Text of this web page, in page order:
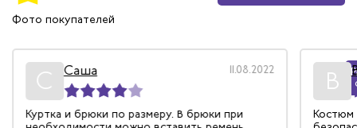
Фото покупателей
С Саша 11.08.2022
Куртка и брюки по размеру. В брюки при
В
Костюм